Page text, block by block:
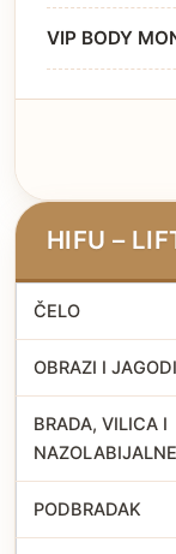
VIP BODY
HIFU –
ČELO
OBRAZI I
BRADA, VILICA I
NAZOLABIJALNE
PODBRADAK